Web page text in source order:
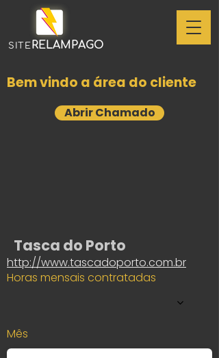
SITERELAMPAGO
Bem vindo a área do cliente
Abrir Chamado
Tasca do Porto
http://www.tascadoporto.com.br
Horas mensais contratadas
Mês